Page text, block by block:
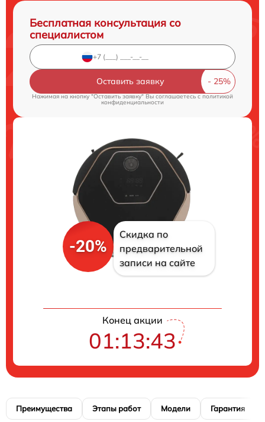
Бесплатная консультация со
специалистом
Оставить заявку
Нажимая на кнопку "Оставить заявку" Вы соглашаетесь cполитикой
конфиденциальности
-20%
Скидка по
предварительной
записи на сайте
Конец акции
01:13:43
Преимущества Этапы работ Модели Гарантия